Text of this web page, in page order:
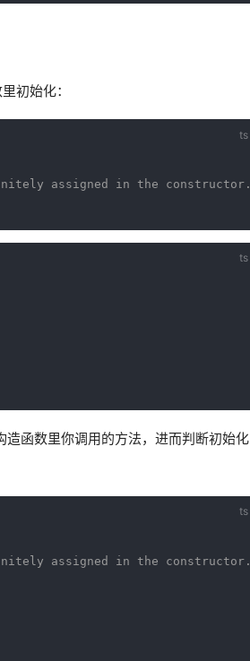
初始化：
assigned in the constructor.
函数里你调用的方法，进而判断初始化
assigned in the constructor.